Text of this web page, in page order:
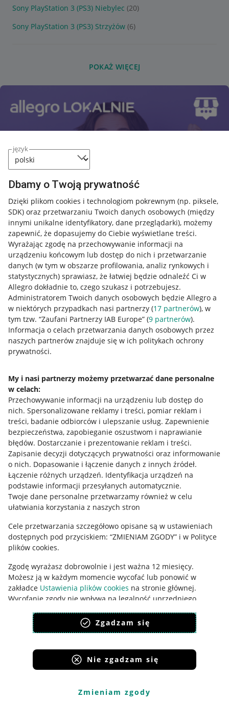
język
Dbamy o Twoją prywatność
Dzięki plikom cookies i technologiom pokrewnym (np. piksele,
SDK) oraz przetwarzaniu Twoich danych osobowych (między
innymi unikalne identyfikatory, dane przeglądarki), możemy
zapewnić, że dopasujemy do Ciebie wyświetlane treści.
Wyrażając zgodę na przechowywanie informacji na
urządzeniu końcowym lub dostęp do nich i przetwarzanie
danych (w tym w obszarze profilowania, analiz rynkowych i
statystycznych) sprawiasz, że łatwiej będzie odnaleźć Ci w
Allegro dokładnie to, czego szukasz i potrzebujesz.
Administratorem Twoich danych osobowych będzie Allegro a
w niektórych przypadkach nasi partnerzy (17 partnerów), w
tym tzw. “Zaufani Partnerzy IAB Europe” (9 partnerów).
Informacja o celach przetwarzania danych osobowych przez
naszych partnerów znajduje się w ich politykach ochrony
prywatności.
My i nasi partnerzy możemy przetwarzać dane personalne
w celach:
Przechowywanie informacji na urządzeniu lub dostęp do
nich. Spersonalizowane reklamy i treści, pomiar reklam i
treści, badanie odbiorców i ulepszanie usług. Zapewnienie
bezpieczeństwa, zapobieganie oszustwom i naprawianie
błędów. Dostarczanie i prezentowanie reklam i treści.
Zapisanie decyzji dotyczących prywatności oraz informowanie
o nich. Dopasowanie i łączenie danych z innych źródeł.
Łączenie różnych urządzeń. Identyfikacja urządzeń na
podstawie informacji przesyłanych automatycznie.
Twoje dane personalne przetwarzamy również w celu
ułatwiania korzystania z naszych stron
Cele przetwarzania szczegółowo opisane są w ustawieniach
dostępnych pod przyciskiem: “ZMIENIAM ZGODY” i w Polityce
plików cookies.
Zgodę wyrażasz dobrowolnie i jest ważna 12 miesięcy.
Możesz ją w każdym momencie wycofać lub ponowić w
zakładce Ustawienia plików cookies na stronie głównej.
Wycofanie zgody nie wpływa na legalność uprzedniego
polityka plików cookies
polityka ochrony prywatności
Zgadzam się
Nie zgadzam się
Zmieniam zgody
Sony PlayStation 3 (PS3) Niebylec (20)
Sony PlayStation 3 (PS3) Strzyżów (6)
POKAŻ WIĘCEJ
Nawigacja
Przydatne informacje
Jak to działa
Napisz do nas
Allegro Gadane dla sprzedających
Allegro Gadane dla kupujących
Mapa miejscowości
Informacje prawne
Regulamin
Polityka plików "cookies"
Ustawienia plików "cookies"
Udostępnianie lokalizacji
Informacje dla Aktu o Usługach Cyfrowych
Pobierz aplikację
Korzystanie z serwisu oznacza akceptacjęregulaminu